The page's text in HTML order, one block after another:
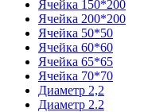
Ячейка 150*200
Ячейка 200*200
Ячейка 50*50
Ячейка 60*60
Ячейка 65*65
Ячейка 70*70
Диаметр 2,2
Диаметр 2.2